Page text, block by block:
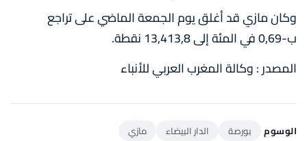
وكان مازي قد أغلق يوم الجمعة الماضي على تراجع
ب-0,69 في المئة إلى 13,413,8 نقطة.
المصدر : وكالة المغرب العربي للأنباء
الوسوم بورصة الدار البيضاء مازي